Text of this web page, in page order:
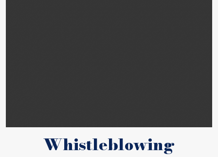
Whistleblowing